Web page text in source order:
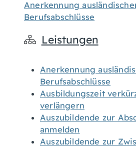
Anerkennung
Berufsabschlüsse
Leistungen
Anerkennung
Berufsabschlüsse
Ausbildungszeit
verlängern
Auszubildende zur
anmelden
Auszubildende zur